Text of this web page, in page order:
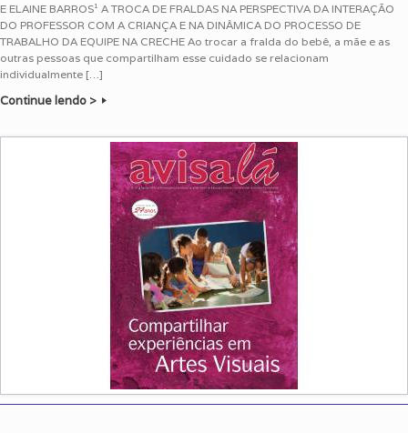
E ELAINE BARROS¹ A TROCA DE FRALDAS NA PERSPECTIVA DA INTERAÇÃO
DO PROFESSOR COM A CRIANÇA E NA DINÂMICA DO PROCESSO DE
TRABALHO DA EQUIPE NA CRECHE Ao trocar a fralda do bebê, a mãe e as
outras pessoas que compartilham esse cuidado se relacionam
individualmente […]
Continue lendo >